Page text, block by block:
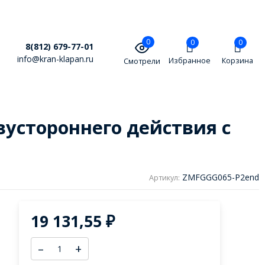
8(812) 679-77-01
info@kran-klapan.ru
0
Смотрели
0
Избранное
0
Корзина
действия с
Артикул: ZMFGGG065-P2end
19 131,55 ₽
– +